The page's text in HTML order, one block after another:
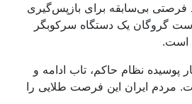
فرصتی بی‌سابقه برای بازپس‌گیری
گروگان یک دستگاه سرکوبگر
است.
پوسیده نظام حاکم، تاب ادامه و‌
مردم ایران این فرصت طلایی را